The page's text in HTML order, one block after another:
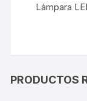
Lámpara
PRODUCTOS